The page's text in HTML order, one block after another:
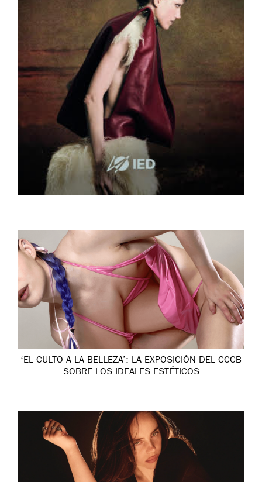
‘EL CULTO A LA BELLEZA’: LA EXPOSICIÓN DEL CCCB
SOBRE LOS IDEALES ESTÉTICOS